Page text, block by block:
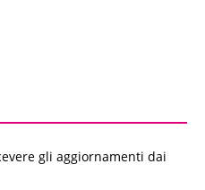
gli aggiornamenti dai